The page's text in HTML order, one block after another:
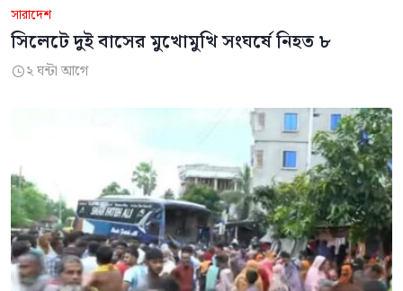
সারাদেশ
সিলেটে দুই বাসের মুখোমুখি সংঘর্ষে নিহত ৮
২ ঘন্টা আগে